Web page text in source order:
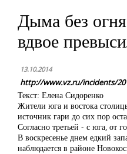
Дыма без
вдвое
13.10.2014
http://www.vz.ru/incidents/
Текст: Елена Сидоренко
Жители юга и востока
источник гари до сих пор
Согласно третьей - с юга, от
В воскресенье днем едкий
наблюдается в районе